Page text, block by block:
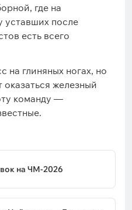
где на
уставших после
есть всего
на глиняных ногах, но
железный
команду —
на ЧМ-2026